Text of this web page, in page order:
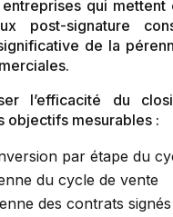
entreprises qui mettent
post-signature
de la
l’efficacité du
objectifs mesurables :
par étape du
du cycle de vente
des contrats signés